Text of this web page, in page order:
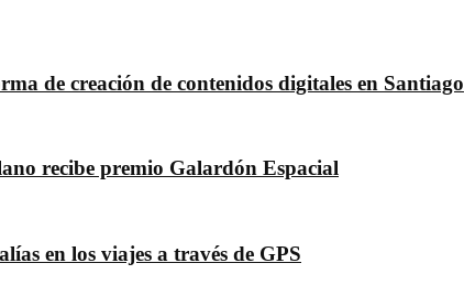
de creación de contenidos digitales en Santiago
recibe premio Galardón Espacial
en los viajes a través de GPS